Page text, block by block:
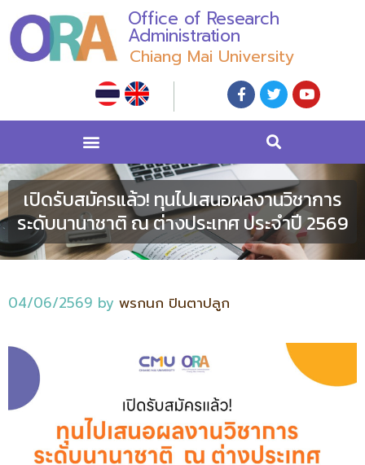
Office of Research
Administration
Chiang Mai University
เปิดรับสมัครแล้ว! ทุนไปเสนอผลงานวิชาการ
ระดับนานาชาติ ณ ต่างประเทศ ประจำปี 2569
04/06/2569 by พรกนก ปินตาปลูก